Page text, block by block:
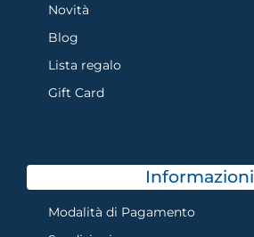
Novità
Blog
Lista regalo
Gift Card
Informazioni
Modalità di Pagamento